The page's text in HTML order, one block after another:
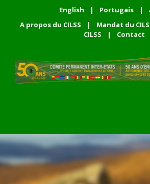
English | Portugais |
A propos du CILSS
| Mandat du
CILSS
| Contact